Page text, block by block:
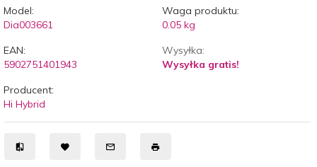
Model:
Dia003661
Waga produktu:
0.05 kg
EAN:
5902751401943
Wysyłka:
Wysyłka gratis!
Producent:
Hi Hybrid